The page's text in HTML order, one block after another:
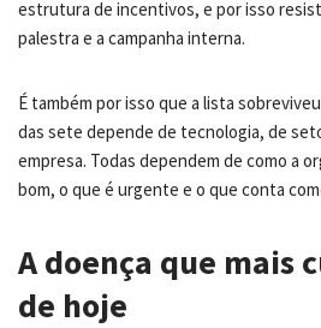
estrutura de incentivos, e por isso
palestra e a campanha interna.
É também por isso que a lista
das sete depende de tecnologia, de
empresa. Todas dependem de como a
bom, o que é urgente e o que conta
A doença que mais
de hoje